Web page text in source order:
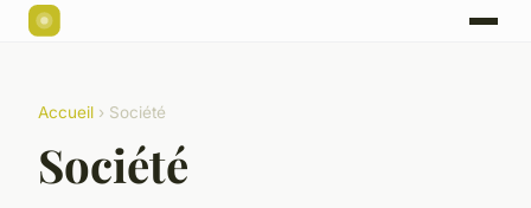
Accueil › Société
Société